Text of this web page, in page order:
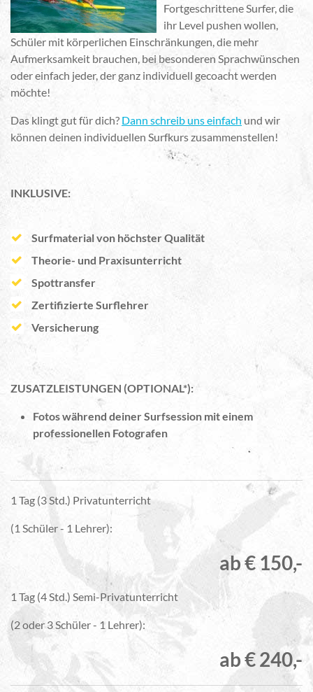
Fortgeschrittene Surfer, die
ihr Level pushen wollen,
Schüler mit körperlichen Einschränkungen, die mehr
Aufmerksamkeit brauchen, bei besonderen Sprachwünschen
oder einfach jeder, der ganz individuell gecoacht werden
möchte!
Das klingt gut für dich? Dann schreib uns einfach und wir
können deinen individuellen Surfkurs zusammenstellen!
INKLUSIVE:
Surfmaterial von höchster Qualität
Theorie- und Praxisunterricht
Spottransfer
Zertifizierte Surflehrer
Versicherung
ZUSATZLEISTUNGEN (OPTIONAL*):
Fotos während deiner Surfsession mit einem
professionellen Fotografen
1 Tag (3 Std.) Privatunterricht
(1 Schüler - 1 Lehrer):
ab € 150,-
1 Tag (4 Std.) Semi-Privatunterricht
(2 oder 3 Schüler - 1 Lehrer):
ab € 240,-